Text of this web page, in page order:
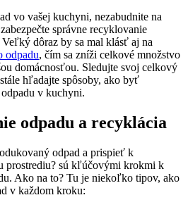
vo vašej kuchyni, nezabudnite na
správne recyklovanie
dôraz by sa mal klásť aj na
odpadu, čím sa zníži celkové množstvo
domácnosťou. Sledujte svoj celkový
hľadajte spôsoby, ako byť
v kuchyni.
odpadu a recyklácia
odpad a prispieť k
prostrediu? sú kľúčovými krokmi k
Ako na to? Tu je niekoľko tipov, ako
v každom kroku: